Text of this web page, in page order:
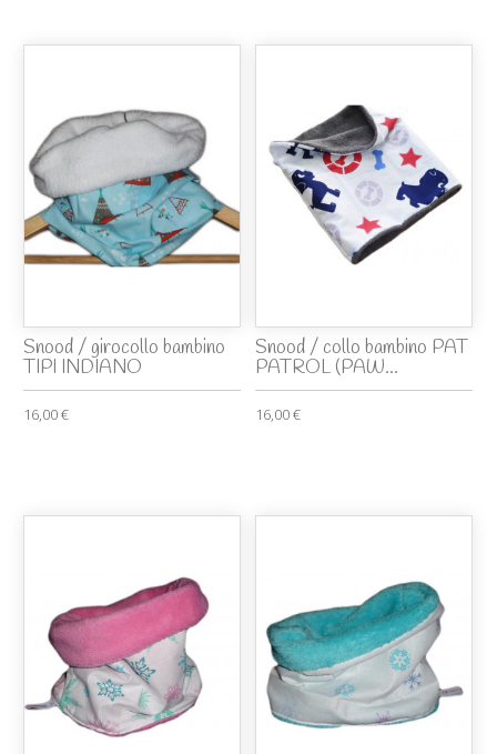
Snood / girocollo bambino
TIPI INDIANO
16,00 €
Snood / collo bambino PAT
PATROL (PAW...
16,00 €